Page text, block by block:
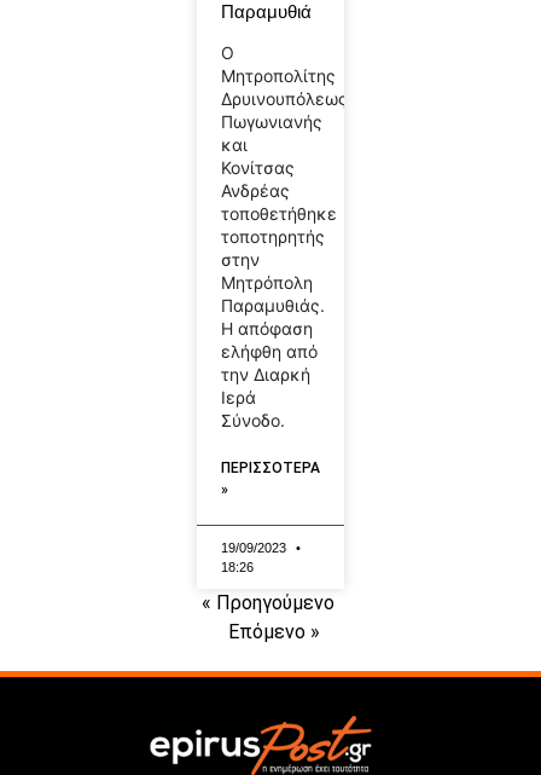
Παραμυθιά
Ο
Μητροπολίτης
Δρυινουπόλεως
Πωγωνιανής
και
Κονίτσας
Ανδρέας
τοποθετήθηκε
τοποτηρητής
στην
Μητρόπολη
Παραμυθιάς.
Η απόφαση
ελήφθη από
την Διαρκή
Ιερά
Σύνοδο.
ΠΕΡΙΣΣΟΤΕΡΑ
»
19/09/2023
18:26
« Προηγούμενο
Επόμενο »